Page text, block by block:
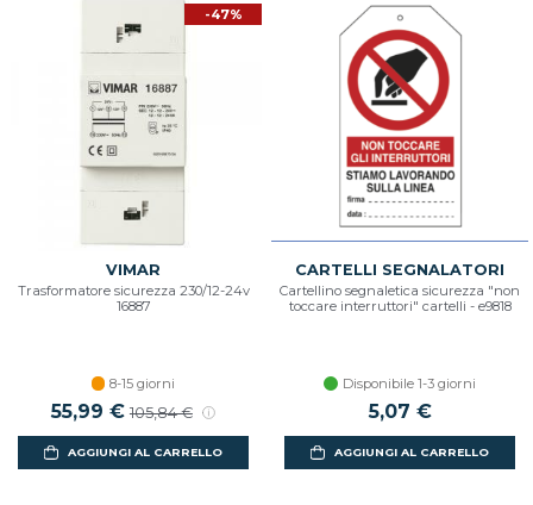
-47%
VIMAR
Trasformatore sicurezza 230/12-24v
16887
8-15 giorni
Prezzo scontato
55,99 € Prezzo di listino
105,84 €
AGGIUNGI AL CARRELLO
CARTELLI SEGNALATORI
Cartellino segnaletica sicurezza "non
toccare interruttori" cartelli - e9818
Disponibile 1-3 giorni
5,07 €
AGGIUNGI AL CARRELLO